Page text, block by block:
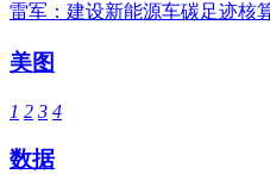
雷军：建设新能源车碳足迹核
美图
1 2 3 4
数据